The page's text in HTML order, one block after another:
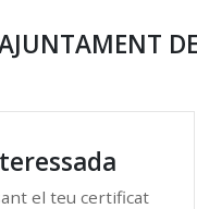
el teu certificat